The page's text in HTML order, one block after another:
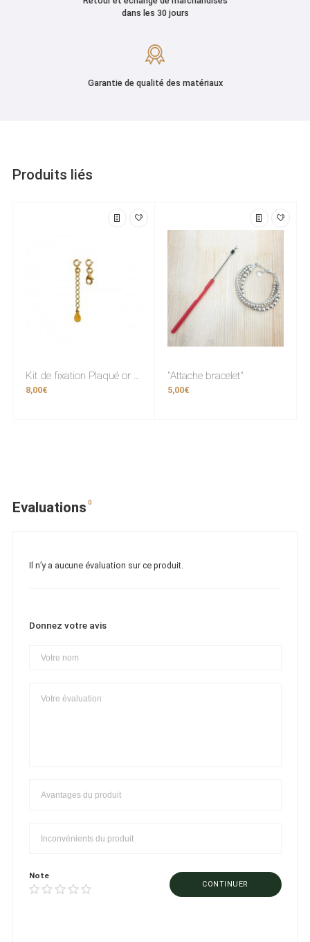
dans les 30 jours
Garantie de qualité des matériaux
Produits liés
Kit de fixation Plaqué or (fermoir)
8,00€
"Attache bracelet"
5,00€
Evaluations 0
Il n’y a aucune évaluation sur ce produit.
Donnez votre avis
Note
CONTINUER